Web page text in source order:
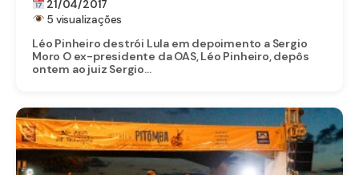
21/04/2017
5 visualizações
Léo Pinheiro destrói Lula em depoimento a Sergio
Moro O ex-presidente da OAS, Léo Pinheiro, depôs
ontem ao juiz Sergio...